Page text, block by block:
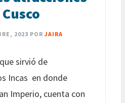
2023 POR JAIRA
sirvió de
Incas en donde
Imperio, cuenta con